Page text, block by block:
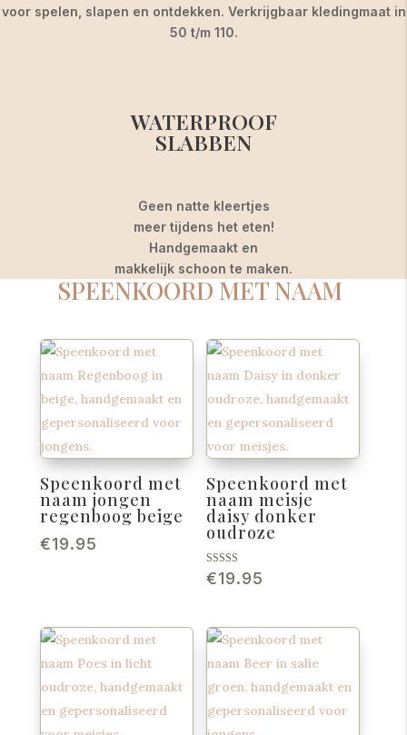
voor spelen, slapen en ontdekken. Verkrijgbaar kledingmaat in
50 t/m 110.
WATERPROOF
SLABBEN
Geen natte kleertjes
meer tijdens het eten!
Handgemaakt en
makkelijk schoon te maken.
SPEENKOORD MET NAAM
Speenkoord met
naam jongen
regenboog beige
€19.95
Speenkoord met
naam meisje
daisy donker
oudroze
Gewaardeerd
5.00
€19.95